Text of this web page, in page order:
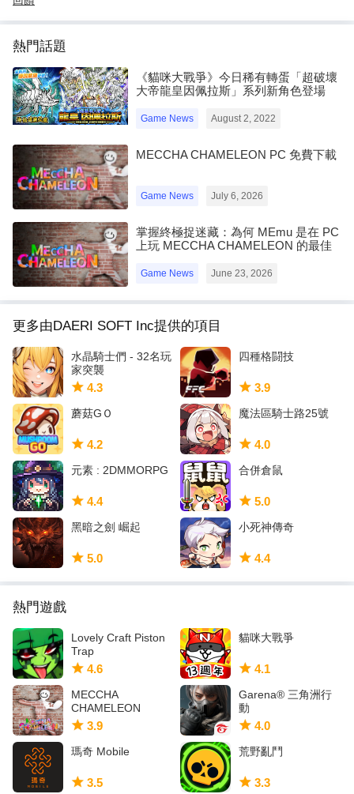
熱門話題
《貓咪大戰爭》今日稀有轉蛋「超破壞
大帝龍皇因佩拉斯」系列新角色登場
Game News August 2, 2022
MECCHA CHAMELEON PC 免費下載
Game News July 6, 2026
掌握終極捉迷藏：為何 MEmu 是在 PC
上玩 MECCHA CHAMELEON 的最佳
Game News June 23, 2026
更多由DAERI SOFT Inc提供的項目
水晶騎士們 - 32名玩
家突襲
4.3
四種格闘技
3.9
蘑菇GＯ
4.2
魔法區騎士路25號
4.0
元素 : 2DMMORPG
4.4
合併倉鼠
5.0
黑暗之劍 崛起
5.0
小死神傳奇
4.4
熱門遊戲
Lovely Craft Piston
Trap
4.6
貓咪大戰爭
4.1
MECCHA
CHAMELEON
3.9
Garena® 三角洲行
動
4.0
瑪奇 Mobile
3.5
荒野亂鬥
3.3